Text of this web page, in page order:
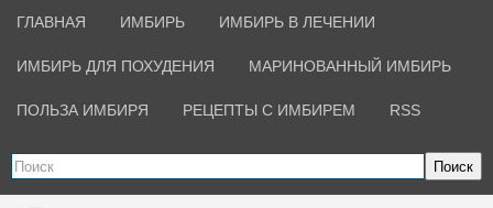
ГЛАВНАЯ ИМБИРЬ ИМБИРЬ В ЛЕЧЕНИИ
ИМБИРЬ ДЛЯ ПОХУДЕНИЯ МАРИНОВАННЫЙ ИМБИРЬ
ПОЛЬЗА ИМБИРЯ РЕЦЕПТЫ С ИМБИРЕМ RSS
Поиск